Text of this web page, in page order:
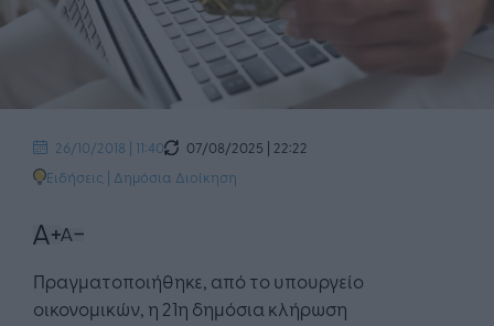
26/10/2018 | 11:40
07/08/2025 | 22:22
Ειδήσεις | Δημόσια Διοίκηση
Πραγματοποιήθηκε, από το υπουργείο
οικονομικών, η 21η δημόσια κλήρωση